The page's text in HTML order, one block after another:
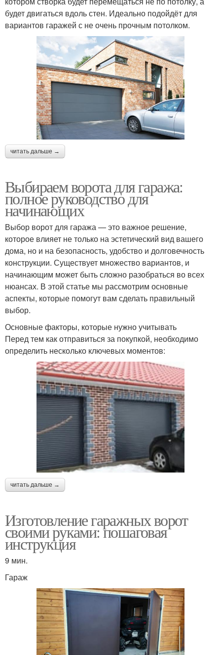
будет двигаться вдоль стен. Идеально подойдёт для
вариантов гаражей с не очень прочным потолком.
читать дальше →
Выбираем ворота для гаража:
полное руководство для
начинающих
Выбор ворот для гаража — это важное решение,
которое влияет не только на эстетический вид вашего
дома, но и на безопасность, удобство и долговечность
конструкции. Существует множество вариантов, и
начинающим может быть сложно разобраться во всех
нюансах. В этой статье мы рассмотрим основные
аспекты, которые помогут вам сделать правильный
выбор.
Основные факторы, которые нужно учитывать
Перед тем как отправиться за покупкой, необходимо
определить несколько ключевых моментов:
читать дальше →
Изготовление гаражных ворот
своими руками: пошаговая
инструкция
9 мин.
Гараж